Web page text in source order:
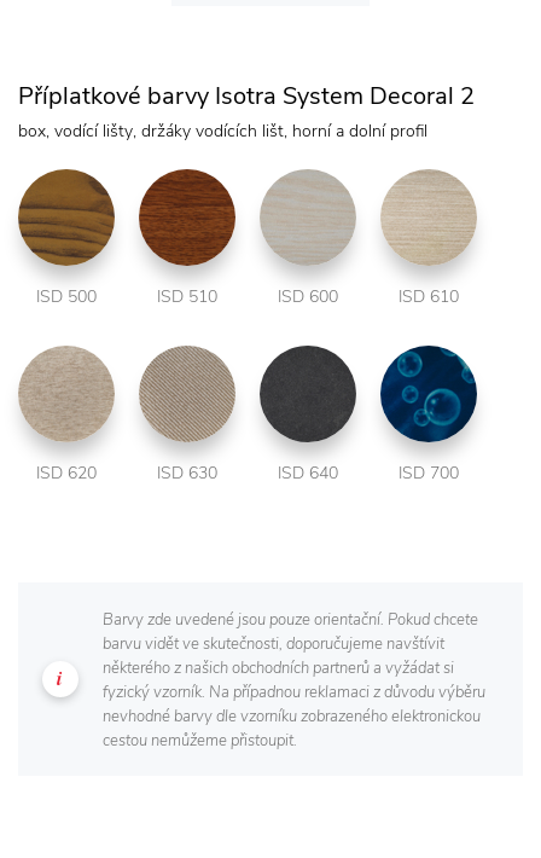
Příplatkové barvy Isotra System Decoral 2
box, vodící lišty, držáky vodících lišt, horní a dolní profil
ISD 500 ISD 510 ISD 600 ISD 610
ISD 620 ISD 630 ISD 640 ISD 700
Barvy zde uvedené jsou pouze orientační. Pokud chcete
barvu vidět ve skutečnosti, doporučujeme navštívit
některého z našich obchodních partnerů a vyžádat si
fyzický vzorník. Na případnou reklamaci z důvodu výběru
nevhodné barvy dle vzorníku zobrazeného elektronickou
cestou nemůžeme přistoupit.